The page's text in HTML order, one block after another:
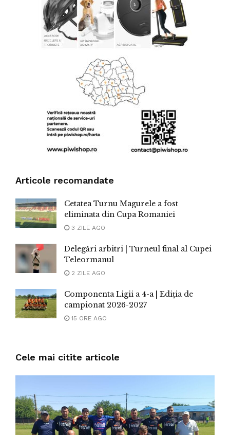
Articole recomandate
Cetatea Turnu Magurele a fost
eliminata din Cupa Romaniei
3 ZILE AGO
Delegări arbitri | Turneul final al Cupei
Teleormanul
2 ZILE AGO
Componenta Ligii a 4-a | Ediția de
campionat 2026-2027
15 ORE AGO
Cele mai citite articole